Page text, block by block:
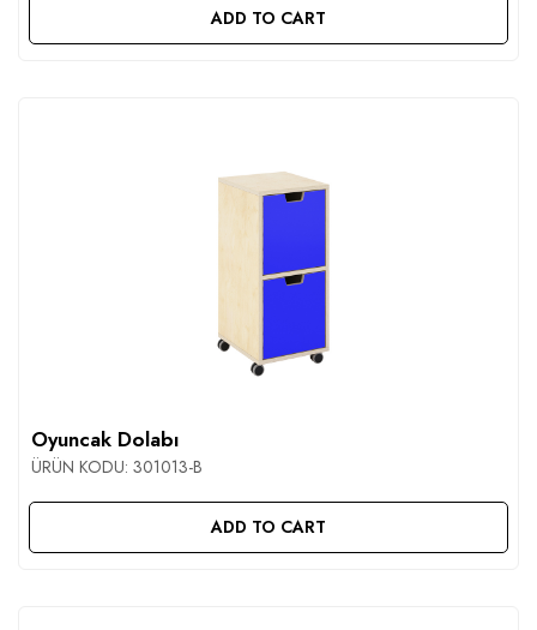
ADD TO CART
Oyuncak Dolabı
ÜRÜN KODU: 301013-B
ADD TO CART